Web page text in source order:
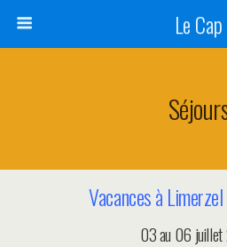
Le Cap
Vacances à
03 au 06